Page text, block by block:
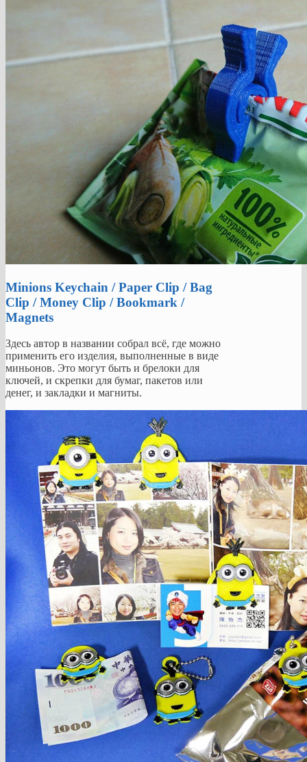
Minions Keychain / Paper Clip / Bag
Clip / Money Clip / Bookmark /
Magnets
Здесь автор в названии собрал всё, где можно
применить его изделия, выполненные в виде
миньонов. Это могут быть и брелоки для
ключей, и скрепки для бумаг, пакетов или
денег, и закладки и магниты.